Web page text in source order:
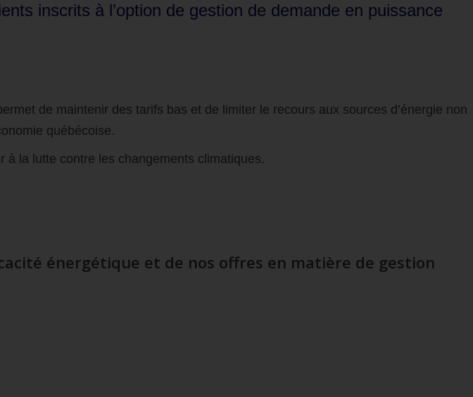
inscrits à l’option de gestion de demande en puissance
de maintenir des tarifs bas et de limiter le recours aux sources d’énergie non
québécoise.
la lutte contre les changements climatiques.
énergétique et de nos offres en matière de gestion